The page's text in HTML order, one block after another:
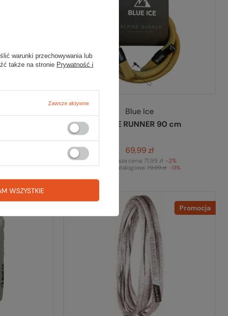
Blue Ice
Taśma ALPINE RUNNER 90 cm
69,99 zł
Najniższa cena: 71,99 zł -2%
Cena katalogowa:79,99 zł -13%
Promocja
warunki przechowywania lub
także na stronie Prywatność i
Zawsze aktywne
WSZYSTKIE